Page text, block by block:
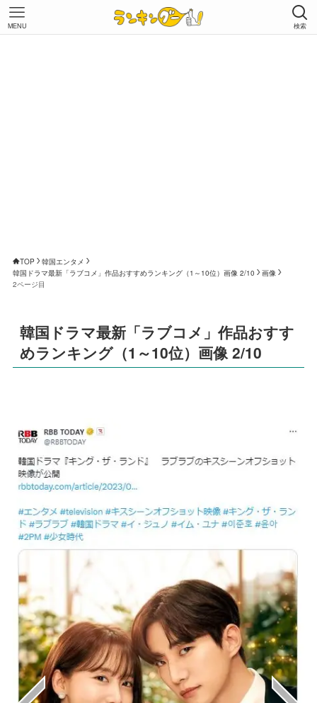
検索
MENU
TOP
韓国エンタメ
韓国ドラマ最新「ラブコメ」作品おすすめランキング（1～10位）画像 2/10
画像
2ページ目
韓国ドラマ最新「ラブコメ」作品おすす
めランキング（1～10位）画像 2/10